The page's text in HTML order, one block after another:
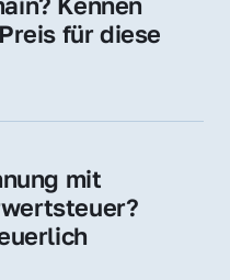
Investition.
für diese
Kaufpreis vor –
mit